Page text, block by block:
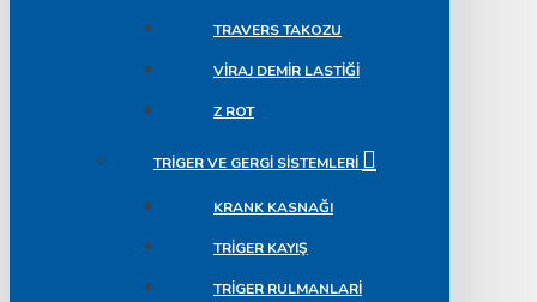
TRAVERS TAKOZU
VIRAJ DEMIR LASTIĞI
Z ROT
TRIGER VE GERGI SISTEMLERI
KRANK KASNAĞI
TRIGER KAYIŞ
TRIGER RULMANLARI